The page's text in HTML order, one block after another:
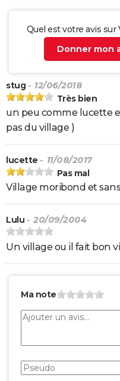
Quel est votre avis sur
Donner mon
stug - 12/06/2018
Très bien
un peu comme lucette
pas du village )
lucette - 11/08/2017
Pas mal
Village moribond et
Lulu - 20/09/2004
Un village ou il fait bon
Ma note